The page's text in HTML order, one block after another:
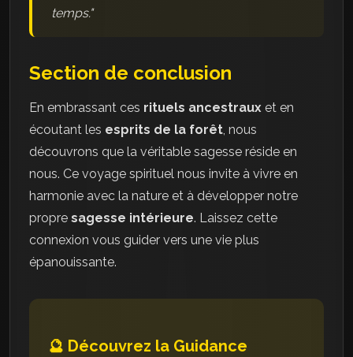
temps."
Section de conclusion
En embrassant ces rituels ancestraux et en
écoutant les esprits de la forêt, nous
découvrons que la véritable sagesse réside en
nous. Ce voyage spirituel nous invite à vivre en
harmonie avec la nature et à développer notre
propre sagesse intérieure. Laissez cette
connexion vous guider vers une vie plus
épanouissante.
🔮 Découvrez la Guidance